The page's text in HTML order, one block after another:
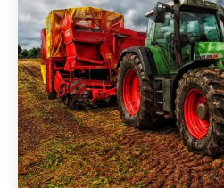
INFORMEZ-
VOUS
LISEZ-NOUS
NOUS
CONNAÎTRE